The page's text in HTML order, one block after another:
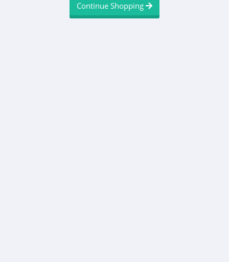
Continue Shopping